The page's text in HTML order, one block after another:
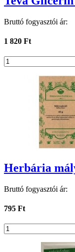
Bruttó fogyasztói ár:
1 820 Ft
Herbária
Bruttó fogyasztói ár:
795 Ft